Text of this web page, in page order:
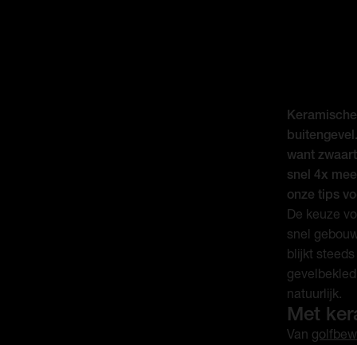
want
snel 4x
onze tips
De keuze
snel
blijkt
natuurlijk.
Met
Van